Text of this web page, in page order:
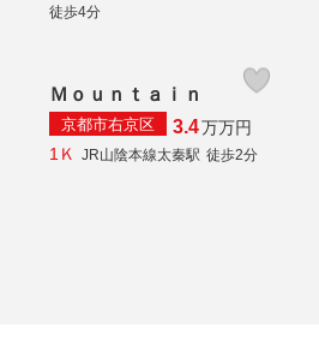
徒歩4分
Ｍｏｕｎｔａｉｎ
京都市右京区 3.4万万円
1Ｋ
JR山陰本線太秦駅 徒歩2分